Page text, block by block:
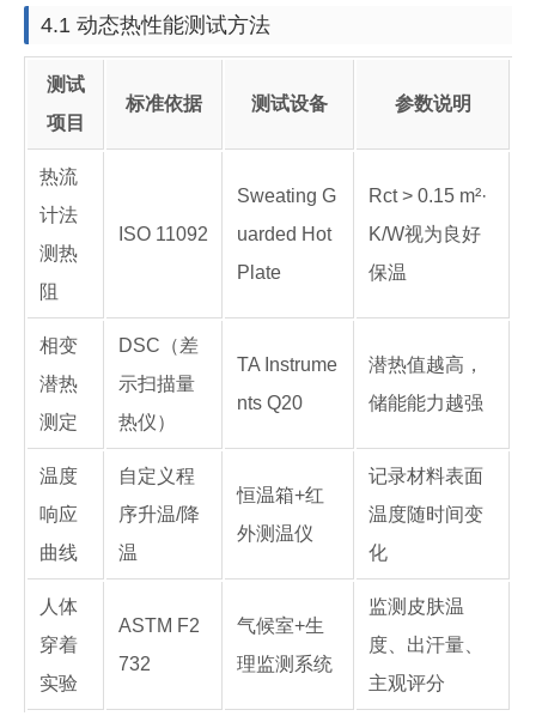
4.1 动态热性能测试方法
测试
项目
标准依据 测试设备 参数说明
热流
计法
测热
阻
ISO 11092
Sweating G
uarded Hot
Plate
Rct > 0.15 m²·
K/W视为良好
保温
相变
潜热
测定
DSC（差
示扫描量
热仪）
TA Instrume
nts Q20
潜热值越高，
储能能力越强
温度
响应
曲线
自定义程
序升温/降
温
恒温箱+红
外测温仪
记录材料表面
温度随时间变
化
人体
穿着
实验
ASTM F2
732
气候室+生
理监测系统
监测皮肤温
度、出汗量、
主观评分